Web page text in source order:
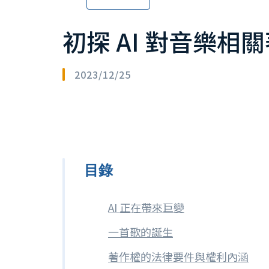
初探 AI 對音樂相
2023/12/25
目錄
AI 正在帶來巨變
一首歌的誕生
著作權的法律要件與權利內涵